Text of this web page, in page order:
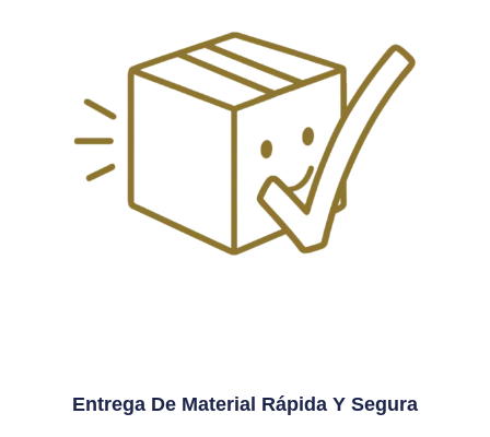
Entrega De Material Rápida Y Segura